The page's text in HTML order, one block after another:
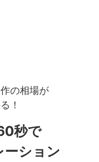
の相場が
！
秒で
ーション